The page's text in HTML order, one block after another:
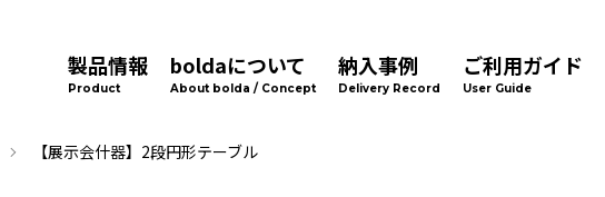
製品情報
Product
boldaについて
About bolda / Concept
納入事例
Delivery Record
ご利用ガイド
User Guide
【展示会什器】2段円形テーブル